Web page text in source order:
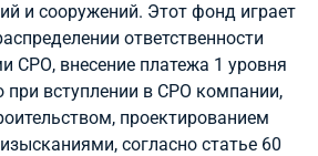
и сооружений. Этот фонд играет
ответственности
СРО, внесение платежа 1 уровня
при вступлении в СРО компании,
проектированием
согласно статье 60